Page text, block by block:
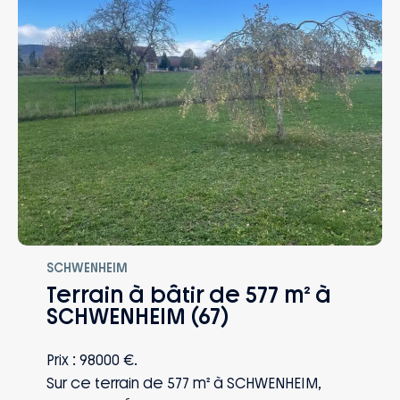
couvre de la signature jusqu’à 10 ans
après la réception : naissance, mutation,
perte d’emploi, invalidité… Vous et votre
famille êtes protégés, quoi qu’il arrive.
SCHWENHEIM
Terrain à bâtir de 577 m² à
SCHWENHEIM (67)
Prix : 98000 €.
Sur ce terrain de 577 m² à SCHWENHEIM,